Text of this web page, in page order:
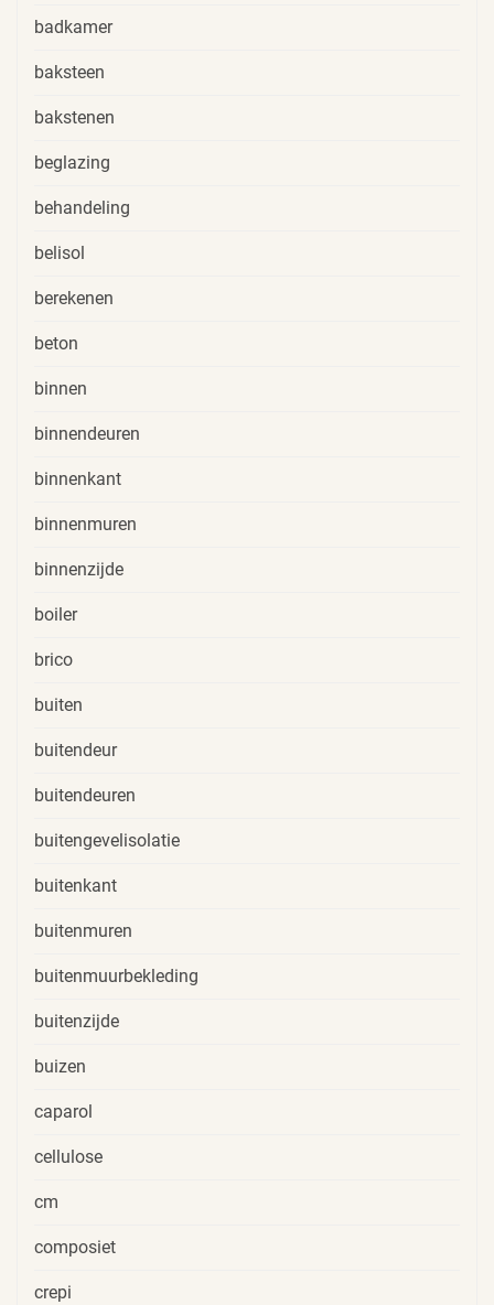
badkamer
baksteen
bakstenen
beglazing
behandeling
belisol
berekenen
beton
binnen
binnendeuren
binnenkant
binnenmuren
binnenzijde
boiler
brico
buiten
buitendeur
buitendeuren
buitengevelisolatie
buitenkant
buitenmuren
buitenmuurbekleding
buitenzijde
buizen
caparol
cellulose
cm
composiet
crepi